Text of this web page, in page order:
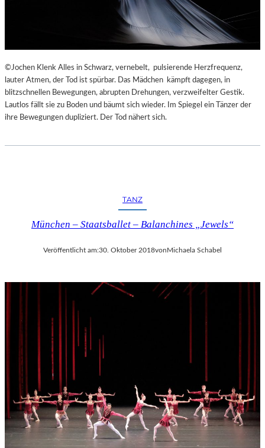
©Jochen Klenk Alles in Schwarz, vernebelt, pulsierende Herzfrequenz,
lauter Atmen, der Tod ist spürbar. Das Mädchen kämpft dagegen, in
blitzschnellen Bewegungen, abrupten Drehungen, verzweifelter Gestik.
Lautlos fällt sie zu Boden und bäumt sich wieder. Im Spiegel ein Tänzer der
ihre Bewegungen dupliziert. Der Tod nähert sich.
TANZ
München – Staatsballet – Balanchines „Jewels“
Veröffentlicht am:30. Oktober 2018von Michaela Schabel